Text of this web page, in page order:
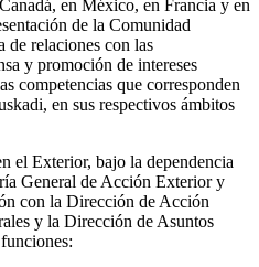
en México, en Francia y en
de la Comunidad
de relaciones con las
y promoción de intereses
competencias que corresponden
en sus respectivos ámbitos
el Exterior, bajo la dependencia
General de Acción Exterior y
con la Dirección de Acción
y la Dirección de Asuntos